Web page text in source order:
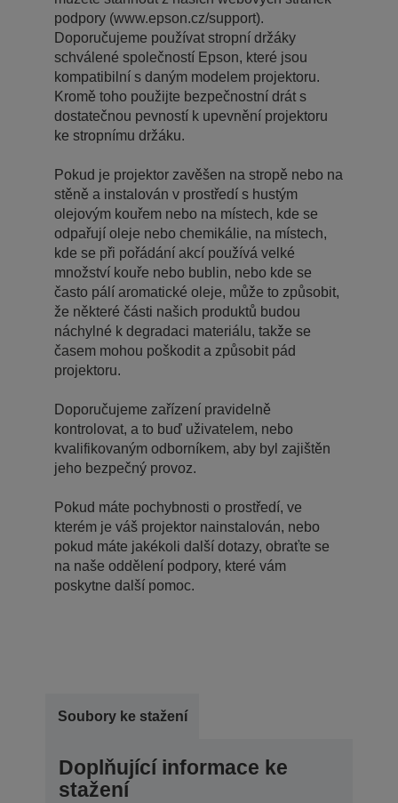
podpory (www.epson.cz/support).
Doporučujeme používat stropní držáky
schválené společností Epson, které jsou
kompatibilní s daným modelem projektoru.
Kromě toho použijte bezpečnostní drát s
dostatečnou pevností k upevnění projektoru
ke stropnímu držáku.
Pokud je projektor zavěšen na stropě nebo na
stěně a instalován v prostředí s hustým
olejovým kouřem nebo na místech, kde se
odpařují oleje nebo chemikálie, na místech,
kde se při pořádání akcí používá velké
množství kouře nebo bublin, nebo kde se
často pálí aromatické oleje, může to způsobit,
že některé části našich produktů budou
náchylné k degradaci materiálu, takže se
časem mohou poškodit a způsobit pád
projektoru.
Doporučujeme zařízení pravidelně
kontrolovat, a to buď uživatelem, nebo
kvalifikovaným odborníkem, aby byl zajištěn
jeho bezpečný provoz.
Pokud máte pochybnosti o prostředí, ve
kterém je váš projektor nainstalován, nebo
pokud máte jakékoli další dotazy, obraťte se
na naše oddělení podpory, které vám
poskytne další pomoc.
Soubory ke stažení
Doplňující informace ke
stažení